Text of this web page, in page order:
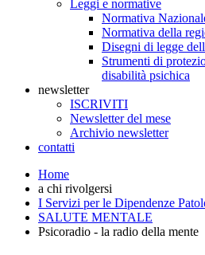
Leggi e normative
Normativa
Normativa della
Disegni di legge
Strumenti di
disabilità psichica
newsletter
ISCRIVITI
Newsletter del mese
Archivio newsletter
contatti
Home
a chi rivolgersi
I Servizi per le Dipendenze
SALUTE MENTALE
Psicoradio - la radio della mente